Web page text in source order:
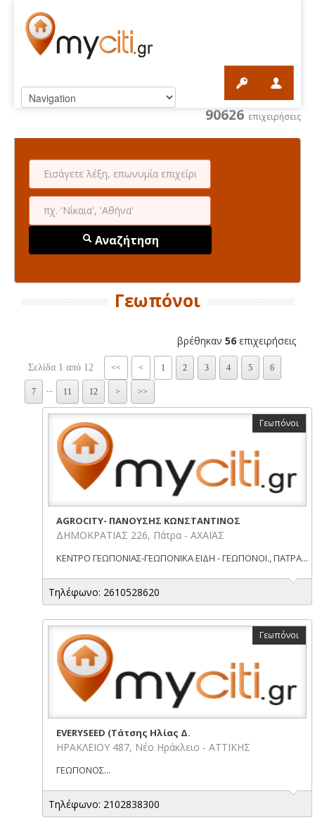
90626 επιχειρήσεις
Αναζήτηση
Γεωπόνοι
βρέθηκαν 56 επιχειρήσεις
Σελίδα 1 από 12 << < 1 2 3 4 5 6
7 11 12 > >>
Γεωπόνοι
AGROCITY- ΠΑΝΟΥΣΗΣ ΚΩΝΣΤΑΝΤΙΝΟΣ
ΔΗΜΟΚΡΑΤΙΑΣ 226, Πάτρα - ΑΧΑΪΑΣ
ΚΕΝΤΡΟ ΓΕΩΠΟΝΙΑΣ-ΓΕΩΠΟΝΙΚΑ ΕΙΔΗ - ΓΕΩΠΟΝΟΙ., ΠΑΤΡΑ...
Τηλέφωνο: 2610528620
Γεωπόνοι
EVERYSEED (Τάτσης Ηλίας Δ.
ΗΡΑΚΛΕΙΟΥ 487, Νέο Ηράκλειο - ΑΤΤΙΚΗΣ
ΓΕΩΠΟΝΟΣ...
Τηλέφωνο: 2102838300